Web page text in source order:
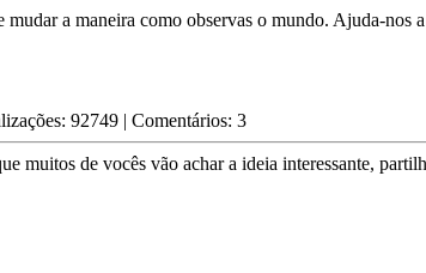
mudar a maneira como observas o mundo. Ajuda-nos a
92749 | Comentários: 3
muitos de vocês vão achar a ideia interessante,